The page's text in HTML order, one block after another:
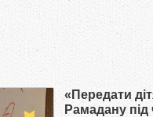
«Передати
Рамадану